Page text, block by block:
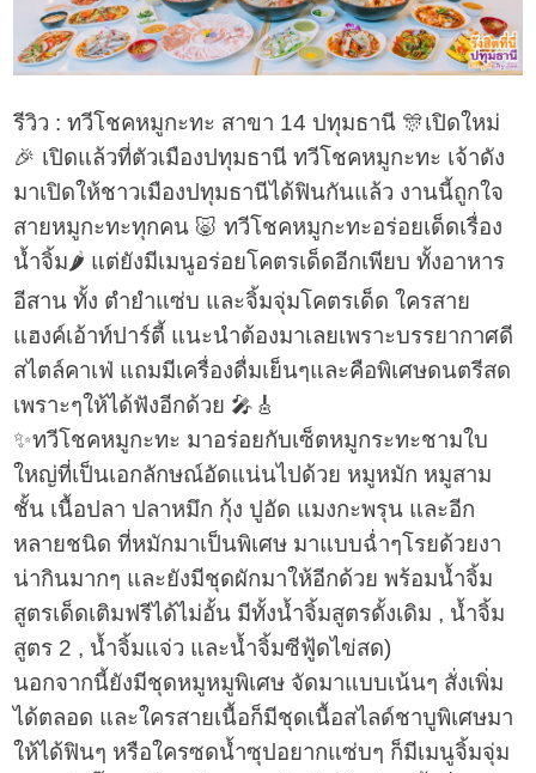
รีวิว : ทวีโชคหมูกะทะ สาขา 14 ปทุมธานี 🎊เปิดใหม่
🎉 เปิดแล้วที่ตัวเมืองปทุมธานี ทวีโชคหมูกะทะ เจ้าดัง
มาเปิดให้ชาวเมืองปทุมธานีได้ฟินกันแล้ว งานนี้ถูกใจ
สายหมูกะทะทุกคน 🐷 ทวีโชคหมูกะทะอร่อยเด็ดเรื่อง
น้ำจิ้ม🌶 แต่ยังมีเมนูอร่อยโคตรเด็ดอีกเพียบ ทั้งอาหาร
อีสาน ทั้ง ตำยำแซ่บ และจิ้มจุ่มโคตรเด็ด ใครสาย
แฮงค์เอ้าท์ปาร์ตี้ แนะนำต้องมาเลยเพราะบรรยากาศดี
สไตล์คาเฟ่ แถมมีเครื่องดื่มเย็นๆและคือพิเศษดนตรีสด
เพราะๆให้ได้ฟังอีกด้วย 🎤🎸
✨ทวีโชคหมูกะทะ มาอร่อยกับเซ็ตหมูกระทะชามใบ
ใหญ่ที่เป็นเอกลักษณ์อัดแน่นไปด้วย หมูหมัก หมูสาม
ชั้น เนื้อปลา ปลาหมึก กุ้ง ปูอัด แมงกะพรุน และอีก
หลายชนิด ที่หมักมาเป็นพิเศษ มาแบบฉ่ำๆโรยด้วยงา
น่ากินมากๆ และยังมีชุดผักมาให้อีกด้วย พร้อมน้ำจิ้ม
สูตรเด็ดเติมฟรีได้ไม่อั้น มีทั้งน้ำจิ้มสูตรดั้งเดิม , น้ำจิ้ม
สูตร 2 , น้ำจิ้มแจ่ว และน้ำจิ้มซีฟู้ดไข่สด)
นอกจากนี้ยังมีชุดหมูหมูพิเศษ จัดมาแบบเน้นๆ สั่งเพิ่ม
ได้ตลอด และใครสายเนื้อก็มีชุดเนื้อสไลด์ชาบูพิเศษมา
ให้ได้ฟินๆ หรือใครซดน้ำซุปอยากแซ่บๆ ก็มีเมนูจิ้มจุ่ม